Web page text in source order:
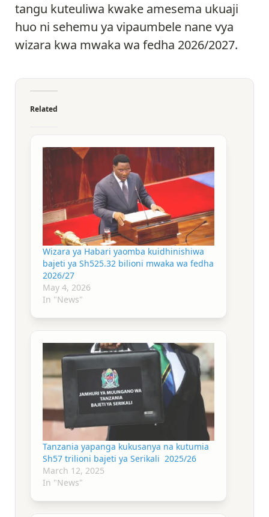
tangu kuteuliwa kwake amesema ukuaji
huo ni sehemu ya vipaumbele nane vya
wizara kwa mwaka wa fedha 2026/2027.
Related
Wizara ya Habari yaomba kuidhinishiwa
bajeti ya Sh525.32 bilioni mwaka wa fedha
2026/27
May 4, 2026
In "News"
Tanzania yapanga kukusanya na kutumia
Sh57 trilioni bajeti ya Serikali 2025/26
March 12, 2025
In "News"